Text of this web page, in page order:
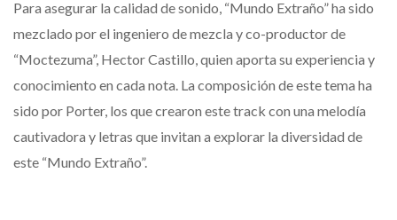
Para asegurar la calidad de sonido, “Mundo Extraño” ha sido
mezclado por el ingeniero de mezcla y co-productor de
“Moctezuma”, Hector Castillo, quien aporta su experiencia y
conocimiento en cada nota. La composición de este tema ha
sido por Porter, los que crearon este track con una melodía
cautivadora y letras que invitan a explorar la diversidad de
este “Mundo Extraño”.